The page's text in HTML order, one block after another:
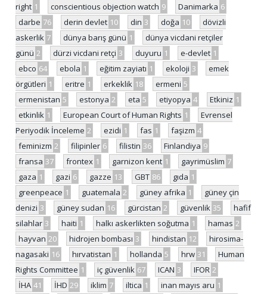
right 1 conscientious objection watch 9 Danimarka 6
darbe 76 derin devlet 10 din 3 doğa 10
dövizli
askerlik 7 dünya barış günü 1
dünya vicdani retçiler
günü 2 dürzi vicdani retçi 3 duyuru 1 e-devlet 1
ebco 64 ebola 1 eğitim zayiatı 1 ekoloji 3
emek
örgütleri 1 eritre 1 erkeklik 18 ermeni 5
ermenistan 5 estonya 2 eta 5 etiyopya 4 Etkiniz 1
etkinlik 1 European Court of Human Rights 1
Evrensel
Periyodik İnceleme 2 ezidi 1 fas 1 faşizm 4
feminizm 2 filipinler 6 filistin 36 Finlandiya 9
fransa 37 frontex 1 garnizon kent 1 gayrimüslim 7
gaza 1 gazi 6 gazze 13 GBT 86 gıda 1
greenpeace 1 guatemala 2 güney afrika 1
güney çin
denizi 3 güney sudan 16 gürcistan 2 güvenlik 35
hafif
silahlar 3 haiti 1 halkı askerlikten soğutma 1 hamas 2
hayvan 20 hidrojen bombası 3 hindistan 12
hirosima-
nagasaki 16 hırvatistan 1 hollanda 5 hrw 31
Human
Rights Committee 1 iç güvenlik 67 ICAN 3 IFOR 2
İHA 41 İHD 29 iklim 7 iltica 1 inan mayıs aru 1